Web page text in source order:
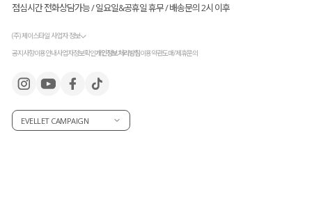
점심시간 전화상담가능 / 일요일&공휴일 휴무 / 배송문의 2시 이후
(주) 제이스타일 사업자 정보
공지사항이용안내사업자정보확인개인정보처리방침이용약관도매/제휴문의
EVELLET CAMPAIGN